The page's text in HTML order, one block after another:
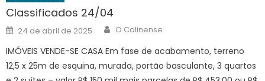
Classificados 24/04
Posted
on
24 de abril de 2025 Author
O Colinense
IMÓVEIS VENDE-SE CASA Em fase de acabamento, terreno
12,5 x 25m de esquina, murada, portão basculante, 3 quartos